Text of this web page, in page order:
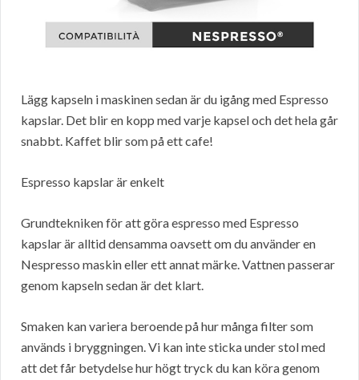
Lägg kapseln i maskinen sedan är du igång med Espresso
kapslar. Det blir en kopp med varje kapsel och det hela går
snabbt. Kaffet blir som på ett cafe!
Espresso kapslar är enkelt
Grundtekniken för att göra espresso med Espresso
kapslar är alltid densamma oavsett om du använder en
Nespresso maskin eller ett annat märke. Vattnen passerar
genom kapseln sedan är det klart.
Smaken kan variera beroende på hur många filter som
används i bryggningen. Vi kan inte sticka under stol med
att det får betydelse hur högt tryck du kan köra genom